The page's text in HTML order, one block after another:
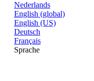
Nederlands
English (global)
English (US)
Deutsch
Français
Sprache